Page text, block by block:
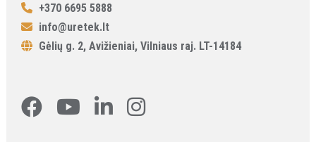
+370 6695 5888
info@uretek.lt
Gėlių g. 2, Avižieniai, Vilniaus raj. LT-14184